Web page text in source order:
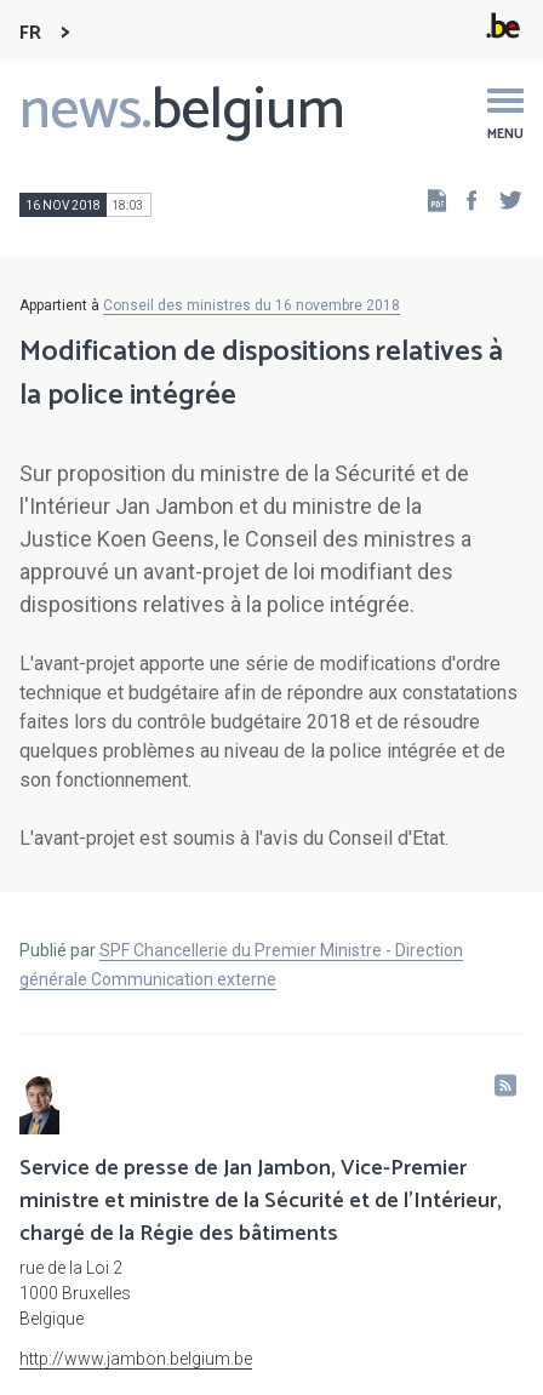
FR
news.belgium MENU
Main
navigation
16 NOV 2018 18:03
Appartient à Conseil des ministres du 16 novembre 2018
Modification de dispositions relatives à
la police intégrée
Sur proposition du ministre de la Sécurité et de
l'Intérieur Jan Jambon et du ministre de la
Justice Koen Geens, le Conseil des ministres a
approuvé un avant-projet de loi modifiant des
dispositions relatives à la police intégrée.
L'avant-projet apporte une série de modifications d'ordre
technique et budgétaire afin de répondre aux constatations
faites lors du contrôle budgétaire 2018 et de résoudre
quelques problèmes au niveau de la police intégrée et de
son fonctionnement.
L'avant-projet est soumis à l'avis du Conseil d'Etat.
Publié parSPF Chancellerie du Premier Ministre - Direction
générale Communication externe
Service de presse de Jan Jambon, Vice-Premier
ministre et ministre de la Sécurité et de l'Intérieur,
chargé de la Régie des bâtiments
rue de la Loi 2
1000 Bruxelles
Belgique
http://www.jambon.belgium.be